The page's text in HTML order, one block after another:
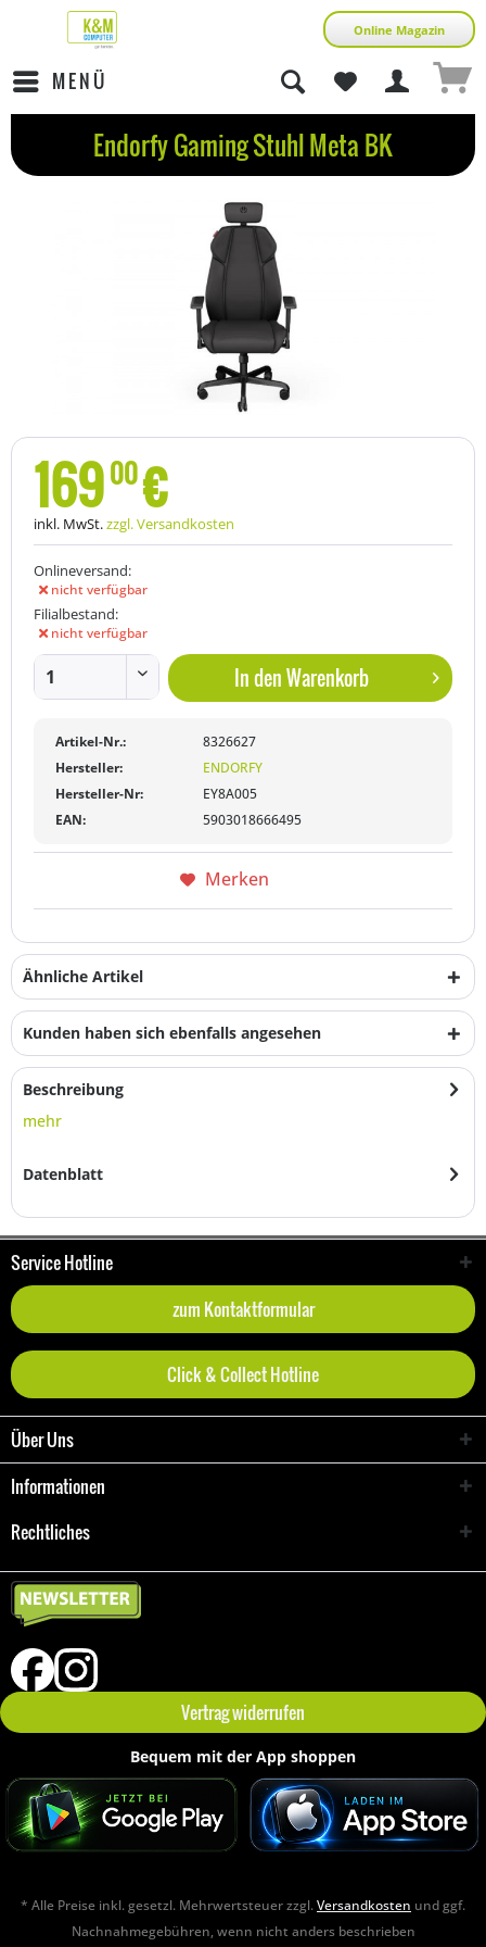
Online Magazin
MENÜ
Endorfy Gaming Stuhl Meta BK
16900€
inkl. MwSt.zzgl. Versandkosten
Onlineversand:
nicht verfügbar
Filialbestand:
nicht verfügbar
In denWarenkorb
Artikel-Nr.:
8326627
Hersteller:
ENDORFY
Hersteller-Nr:
EY8A005
EAN:
5903018666495
Merken
Ähnliche Artikel
Kunden haben sich ebenfalls angesehen
Beschreibung
mehr
Datenblatt
Service Hotline
zum Kontaktformular
Click & Collect Hotline
Über Uns
Informationen
Rechtliches
Vertrag widerrufen
Bequem mit der App shoppen
* Alle Preise inkl. gesetzl. Mehrwertsteuer zzgl.Versandkosten und ggf.
Nachnahmegebühren, wenn nicht anders beschrieben